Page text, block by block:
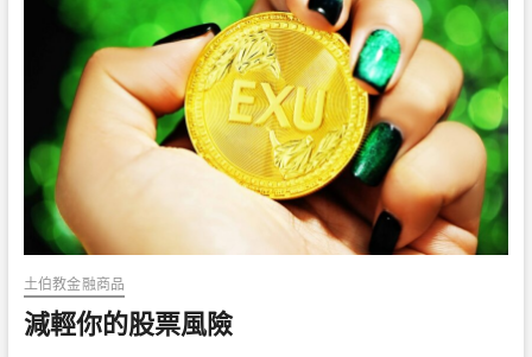
模
型
土伯教金融商品
減輕你的股票風險